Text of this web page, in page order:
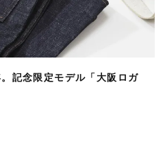
記念限定モデル「大阪ロガ